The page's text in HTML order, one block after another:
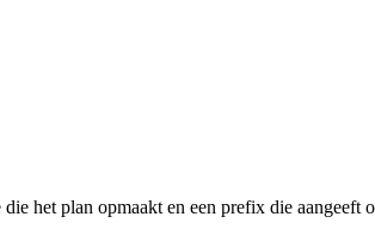
het plan opmaakt en een prefix die aangeeft